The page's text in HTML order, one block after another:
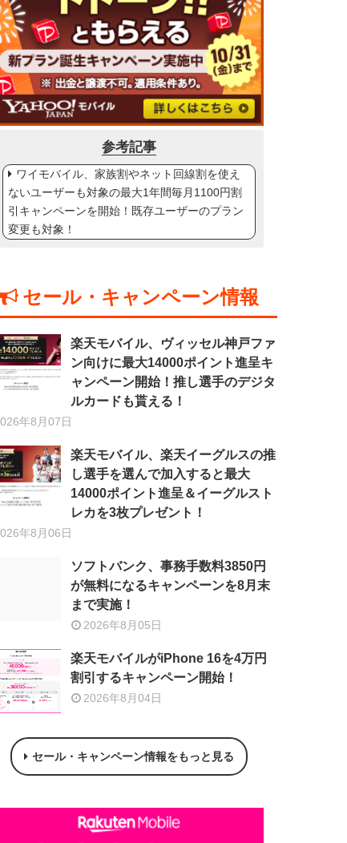
参考記事
ワイモバイル、家族割やネット回線割を使え
ないユーザーも対象の最大1年間毎月1100円割
引キャンペーンを開始！既存ユーザーのプラン
変更も対象！
セール・キャンペーン情報
楽天モバイル、ヴィッセル神戸ファ
ン向けに最大14000ポイント進呈キ
ャンペーン開始！推し選手のデジタ
ルカードも貰える！
年8月07日
楽天モバイル、楽天イーグルスの推
し選手を選んで加入すると最大
14000ポイント進呈＆イーグルスト
レカを3枚プレゼント！
年8月06日
ソフトバンク、事務手数料3850円
が無料になるキャンペーンを8月末
まで実施！
2026年8月05日
楽天モバイルがiPhone 16を4万円
割引するキャンペーン開始！
2026年8月04日
セール・キャンペーン情報をもっと見る